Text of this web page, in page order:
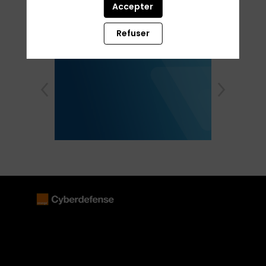
quorum translationem ex Aquitania verni imbres
solito crebriores
Accepter
Refuser